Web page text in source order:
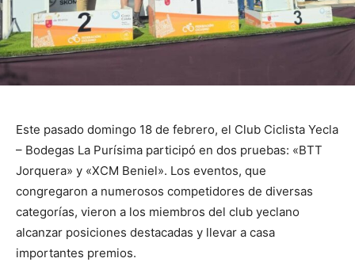
Este pasado domingo 18 de febrero, el Club Ciclista Yecla
– Bodegas La Purísima participó en dos pruebas: «BTT
Jorquera» y «XCM Beniel». Los eventos, que
congregaron a numerosos competidores de diversas
categorías, vieron a los miembros del club yeclano
alcanzar posiciones destacadas y llevar a casa
importantes premios.